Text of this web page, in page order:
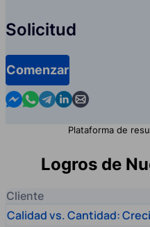
Solicitud
Comenzar
Contact us in Messenger
Contact us in WhatsApp
Contact us in
Contact us in
Contact us by
Plataforma de
Logros de
Cliente
Calidad vs. Cantidad: